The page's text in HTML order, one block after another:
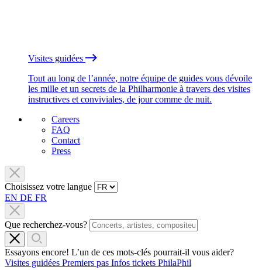
Visites guidées
Tout au long de l’année, notre équipe de guides vous dévoile
les mille et un secrets de la Philharmonie à travers des visites
instructives et conviviales, de jour comme de nuit.
Careers
FAQ
Contact
Press
Choisissez votre langue
EN DE FR
Que recherchez-vous?
Essayons encore! L’un de ces mots-clés pourrait-il vous aider?
Visites guidées Premiers pas Infos tickets PhilaPhil